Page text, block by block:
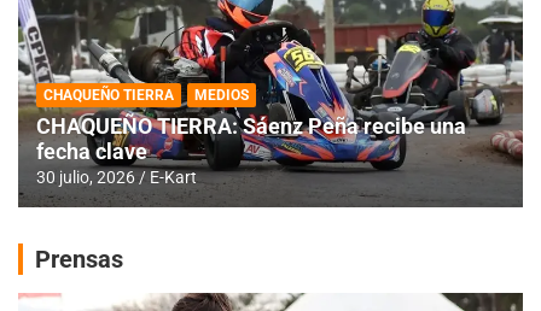
CHAQUEÑO TIERRA MEDIOS
CHAQUEÑO TIERRA: Sáenz Peña recibe una
fecha clave
30 julio, 2026 E-Kart
Prensas